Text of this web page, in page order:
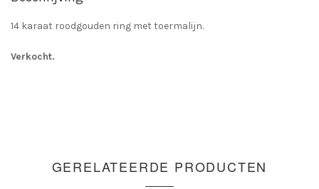
14 karaat roodgouden ring met toermalijn.
Verkocht.
GERELATEERDE PRODUCTEN